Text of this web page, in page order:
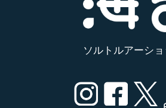
ソルトルアーシ